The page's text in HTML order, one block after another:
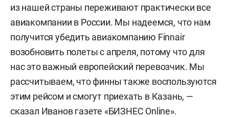
из нашей страны переживают практически все
авиакомпании в России. Мы надеемся, что нам
получится убедить авиакомпанию Finnair
возобновить полеты с апреля, потому что для
нас это важный европейский перевозчик. Мы
рассчитываем, что финны также воспользуются
этим рейсом и смогут приехать в Казань, —
сказал Иванов газете «БИЗНЕС Online».